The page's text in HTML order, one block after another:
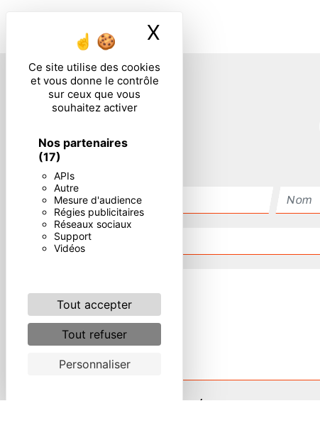
Ce site utilise des cookies
et vous donne le contrôle
sur ceux que vous
souhaitez activer
Nos partenaires
(17)
APIs
Autre
Mesure d'audience
Régies publicitaires
Réseaux sociaux
Support
Vidéos
Tout accepter
Tout refuser
Personnaliser
X
Combien font un plus neuf